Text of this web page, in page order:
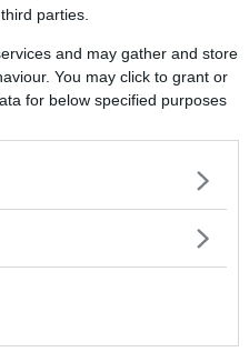
parties.
and may gather and store
You may click to grant or
for below specified purposes
Pincamp.